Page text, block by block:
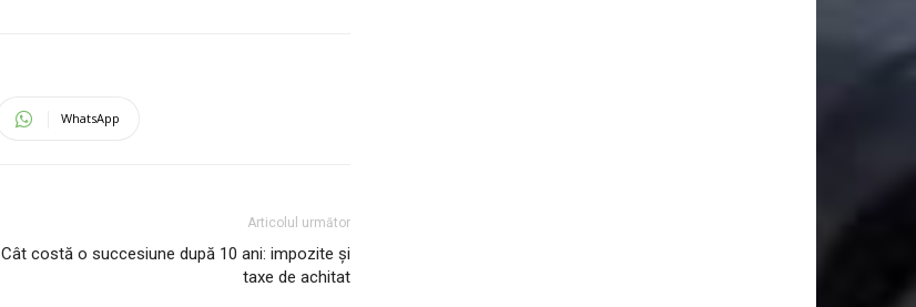
WhatsApp
Articolul următor
Cât costă o succesiune după 10 ani: impozite și
taxe de achitat